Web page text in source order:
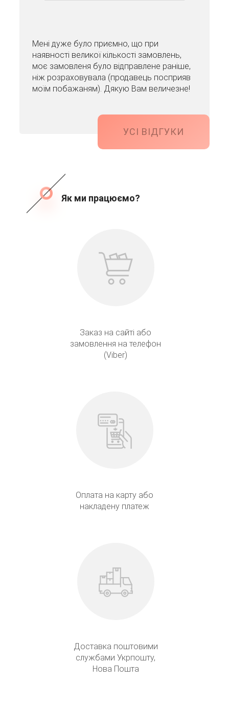
Мені дуже було приємно, що при
наявності великої кількості замовлень,
моє замовленя було відправлене раніше,
ніж розраховувала (продавець посприяв
моїм побажаням). Дякую Вам величезне!
УСІ ВІДГУКИ
Як ми працюємо?
Заказ на сайті або
замовлення на телефон
(Viber)
Оплата на карту або
накладену платеж
Доставка поштовими
службами Укрпошту,
Нова Пошта